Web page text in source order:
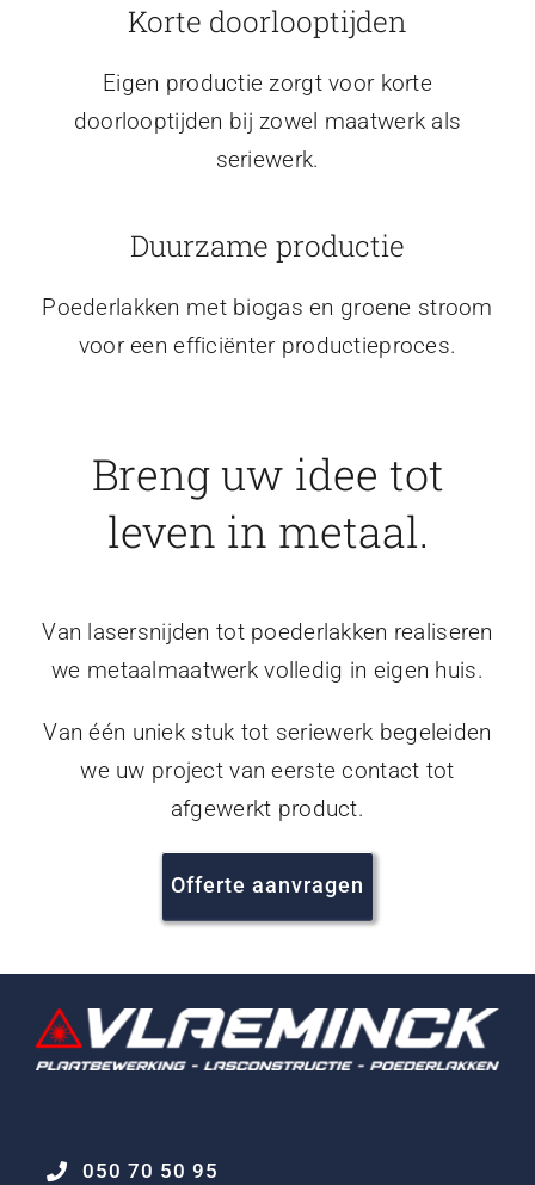
Korte doorlooptijden
Eigen productie zorgt voor korte
doorlooptijden bij zowel maatwerk als
seriewerk.
Duurzame productie
Poederlakken met biogas en groene stroom
voor een efficiënter productieproces.
Breng uw idee tot
leven in metaal.
Van lasersnijden tot poederlakken realiseren
we metaalmaatwerk volledig in eigen huis.
Van één uniek stuk tot seriewerk begeleiden
we uw project van eerste contact tot
afgewerkt product.
Offerte aanvragen
050 70 50 95